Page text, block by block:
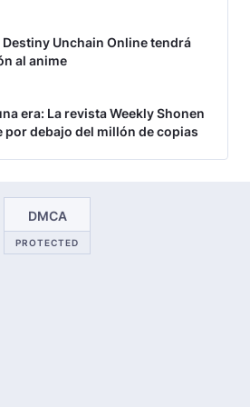
Destiny Unchain Online tendrá
al anime
era: La revista Weekly Shonen
por debajo del millón de copias
DMCA
PROTECTED